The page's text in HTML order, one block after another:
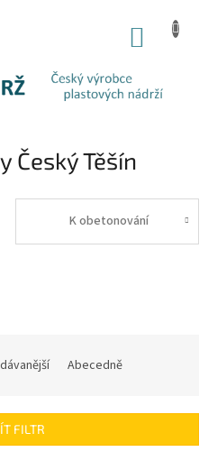
Český Těšín
K obetonování
Abecedně
FILTR